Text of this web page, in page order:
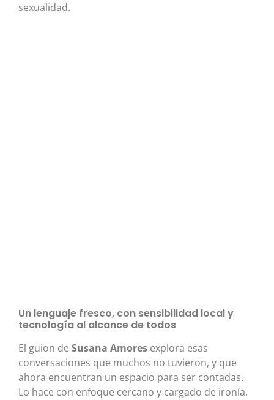
sexualidad.
Un lenguaje fresco, con sensibilidad local y
tecnología al alcance de todos
El guion de Susana Amores explora esas
conversaciones que muchos no tuvieron, y que
ahora encuentran un espacio para ser contadas.
Lo hace con enfoque cercano y cargado de ironía.